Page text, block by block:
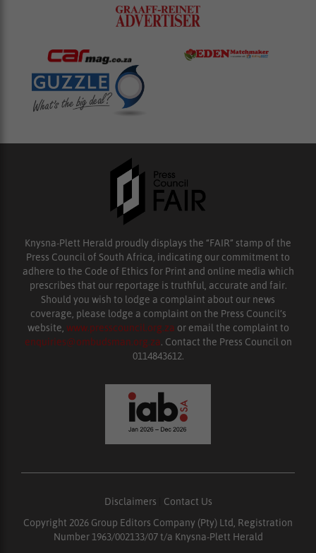
Knysna-Plett Herald proudly displays the “FAIR” stamp of the
Press Council of South Africa, indicating our commitment to
adhere to the Code of Ethics for Print and online media which
prescribes that our reportage is truthful, accurate and fair.
Should you wish to lodge a complaint about our news
coverage, please lodge a complaint on the Press Council’s
website, www.presscouncil.org.za or email the complaint to
enquiries@ombudsman.org.za. Contact the Press Council on
0114843612.
Disclaimers
Contact Us
Copyright 2026 Group Editors Company (Pty) Ltd, Registration
Number 1963/002133/07 t/a Knysna-Plett Herald